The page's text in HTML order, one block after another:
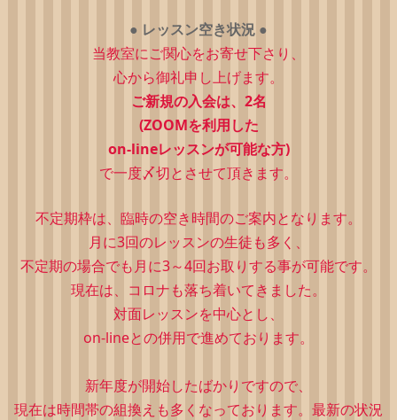
● レッスン空き状況 ●
当教室にご関心をお寄せ下さり、
心から御礼申し上げます。
ご新規の入会は、2名
(ZOOMを利用した
on-lineレッスンが可能な方)
で一度〆切とさせて頂きます。
不定期枠は、 臨時の空き時間のご案内となります。
月に3回のレッスンの生徒も多く、
不定期の場合でも月に3～4回お取りする事が可能です。
現在は、コロナも落ち着いてきました。
対面レッスンを中心とし、
on-lineとの併用で進めております。
新年度が開始したばかりですので、
現在は時間帯の組換えも多くなっております。最新の状況